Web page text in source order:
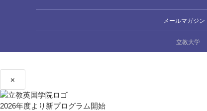
メールマガジン
立教大学
×
2026年度より新プログラム開始